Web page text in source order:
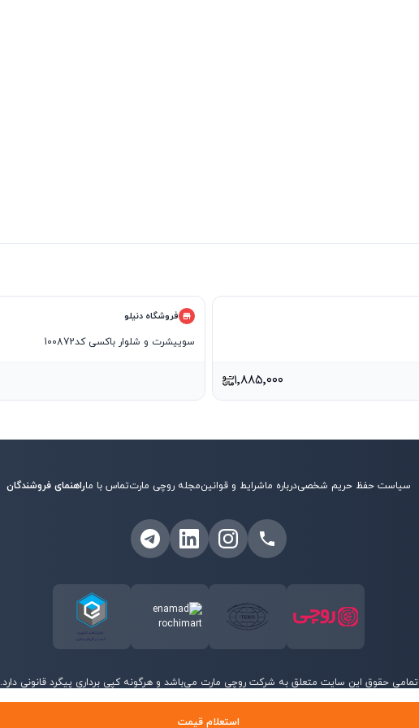
فروشگاه دنیلو
سوییشرت و شلوار باکسی کد100872
۱٬۸۸۵٬۰۰۰
استعلام قیمت
سیاست حفظ حریم شخصیدرباره ماشرایط و قوانینمجله روچی مارتتماس با ماراهنمای فروشندگان
تمامی حقوق این سایت متعلق به شرکت روچی مارت می‌باشد و هرگونه کپی برداری پیگرد قانونی دارد.
©
2026روچی مارت - تمامی حقوق محفوظ است.